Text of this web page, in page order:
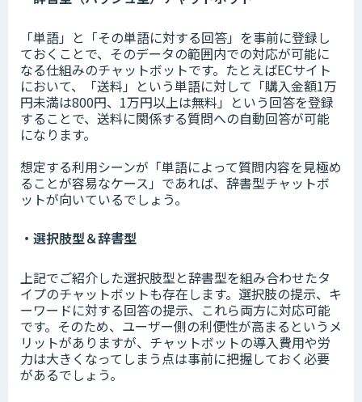
「単語」と「その単語に対する回答」を事前に登録し
ておくことで、そのデータの範囲内での対応が可能に
なる仕組みのチャットボットです。たとえばECサイト
において、「送料」という単語に対して「購入金額1万
円未満は800円、1万円以上は無料」という回答を登録
することで、送料に関係する質問への自動回答が可能
になります。
想定する利用シーンが「単語によって質問内容を見極め
ることが容易なケース」であれば、辞書型チャットボ
ットが向いているでしょう。
・選択肢型＆辞書型
上記でご紹介した選択肢型と辞書型を組み合わせたタ
イプのチャットボットも存在します。選択肢の提示、キ
ーワードに対する回答の提示、これら両方に対応可能
です。そのため、ユーザー側の利便性が高まるというメ
リットがありますが、チャットボットの導入費用や労
力は大きくなってしまう点は事前に把握しておく必要
があるでしょう。